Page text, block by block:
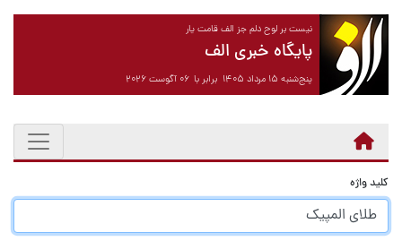
نیست بر لوح دلم جز الف قامت یار
پایگاه خبری الف
پنج‌شنبه ۱۵ مرداد ۱۴۰۵ برابر با ۰۶ آگوست ۲۰۲۶
کلید واژه